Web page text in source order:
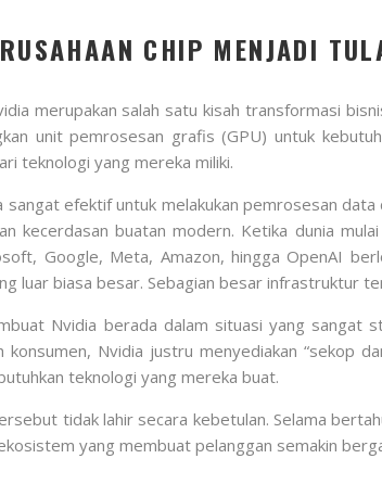
CHIP MENJADI
merupakan salah satu kisah transformasi
unit pemrosesan grafis (GPU) untuk
teknologi yang mereka miliki.
sangat efektif untuk melakukan pemrosesan
kecerdasan buatan modern. Ketika dunia
Google, Meta, Amazon, hingga OpenAI
luar biasa besar. Sebagian besar infrastruktur
Nvidia berada dalam situasi yang sangat
konsumen, Nvidia justru menyediakan “sekop
teknologi yang mereka buat.
tidak lahir secara kebetulan. Selama
yang membuat pelanggan semakin